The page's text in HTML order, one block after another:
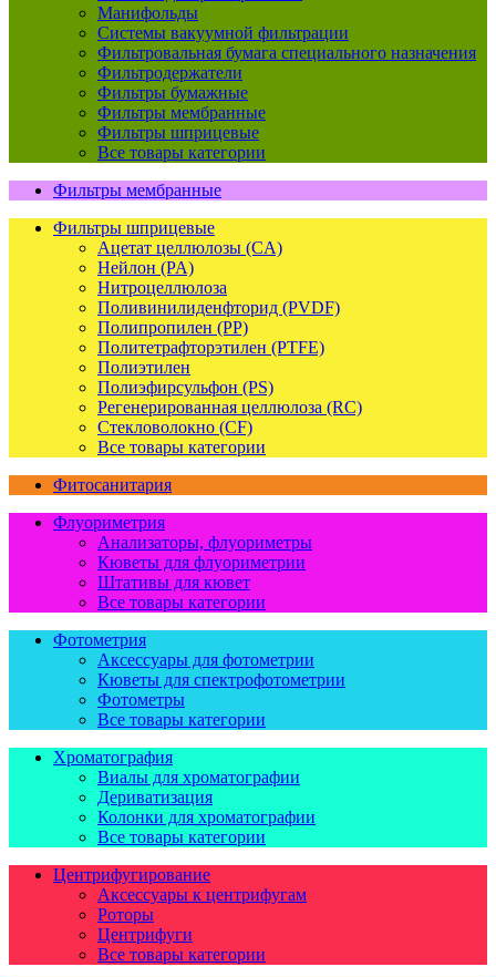
Манифольды
Системы вакуумной фильтрации
Фильтровальная бумага специального назначения
Фильтродержатели
Фильтры бумажные
Фильтры мембранные
Фильтры шприцевые
Все товары категории
Фильтры мембранные
Фильтры шприцевые
Ацетат целлюлозы (CA)
Нейлон (PA)
Нитроцеллюлоза
Поливинилиденфторид (PVDF)
Полипропилен (PP)
Политетрафторэтилен (PTFE)
Полиэтилен
Полиэфирсульфон (PS)
Регенерированная целлюлоза (RC)
Стекловолокно (CF)
Все товары категории
Фитосанитария
Флуориметрия
Анализаторы, флуориметры
Кюветы для флуориметрии
Штативы для кювет
Все товары категории
Фотометрия
Аксессуары для фотометрии
Кюветы для спектрофотометрии
Фотометры
Все товары категории
Хроматография
Виалы для хроматографии
Дериватизация
Колонки для хроматографии
Все товары категории
Центрифугирование
Аксессуары к центрифугам
Роторы
Центрифуги
Все товары категории